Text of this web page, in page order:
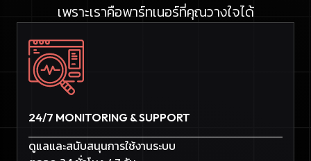
เพราะเราคือพาร์ทเนอร์ที่คุณวางใจได้
24/7 MONITORING & SUPPORT
ดูแลและสนับสนุนการใช้งานระบบ